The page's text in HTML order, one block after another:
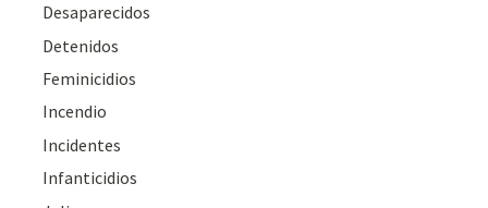
Desaparecidos
Detenidos
Feminicidios
Incendio
Incidentes
Infanticidios